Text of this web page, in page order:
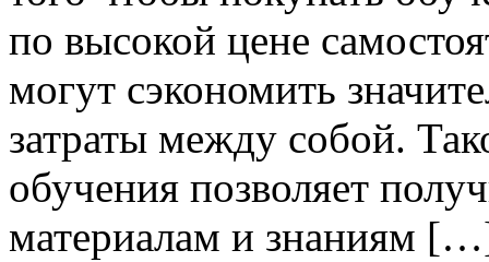
по высокой цене
могут сэкономить
затраты между собой.
обучения позволяет
материалам и знаниям